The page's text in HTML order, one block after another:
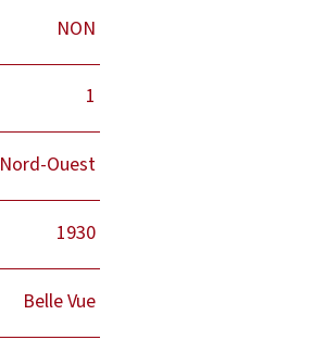
NON
1
Nord-Ouest
1930
Belle Vue